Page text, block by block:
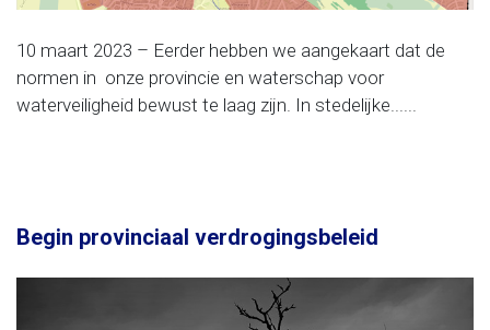
10 maart 2023 – Eerder hebben we aangekaart dat de
normen in onze provincie en waterschap voor
waterveiligheid bewust te laag zijn. In stedelijke......
Begin provinciaal verdrogingsbeleid